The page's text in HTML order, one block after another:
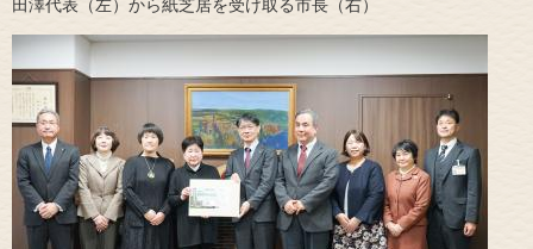
​田澤代表（左）から紙芝居を受け取る市長（右）